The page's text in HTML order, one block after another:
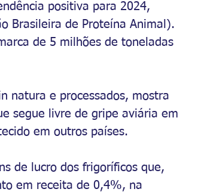
positiva para 2024,
Brasileira de Proteína Animal).
de 5 milhões de toneladas
natura e processados, mostra
segue livre de gripe aviária em
em outros países.
de lucro dos frigoríficos que,
em receita de 0,4%, na